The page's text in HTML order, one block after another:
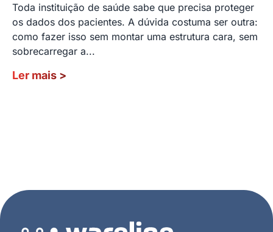
Toda instituição de saúde sabe que precisa proteger
os dados dos pacientes. A dúvida costuma ser outra:
como fazer isso sem montar uma estrutura cara, sem
sobrecarregar a...
Ler mais >